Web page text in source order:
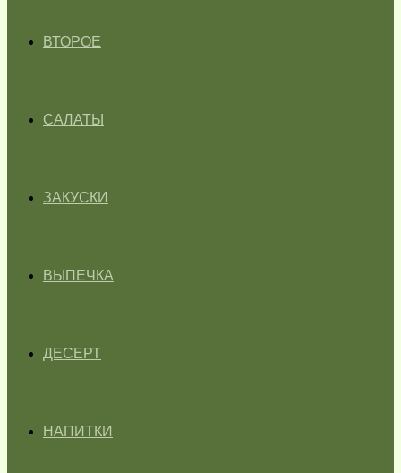
ВТОРОЕ
САЛАТЫ
ЗАКУСКИ
ВЫПЕЧКА
ДЕСЕРТ
НАПИТКИ